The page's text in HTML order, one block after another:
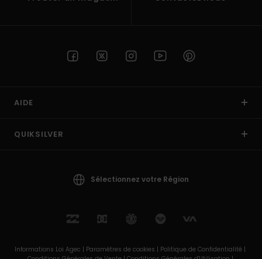
AIDE
QUIKSILVER
Sélectionnez votre Région
Informations Loi Agec | Paramètres de cookies | Politique de Confidentialité |